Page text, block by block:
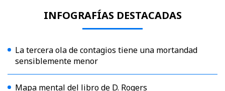
INFOGRAFÍAS DESTACADAS
La tercera ola de contagios tiene una mortandad
sensiblemente menor
Mapa mental del libro de D. Rogers